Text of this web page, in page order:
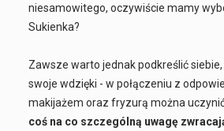
niesamowitego, oczywiście mamy
Sukienka?
Zawsze warto jednak podkreślić
swoje wdzięki - w połączeniu z
makijażem oraz fryzurą można
coś na co szczególną uwagę